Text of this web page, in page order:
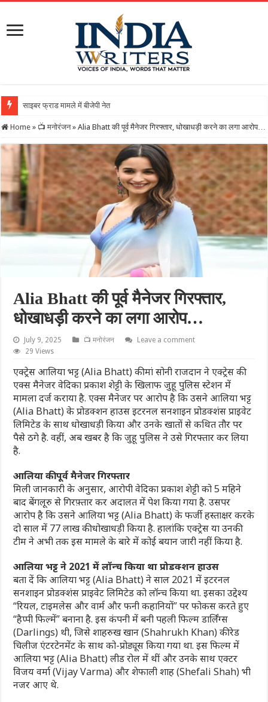
साइबर फ्राड मामले में बीजेपी नेता गिरफ्तारः 21 करोड़ की बड़ी ठगी
Home » 📺 मनोरंजन » Alia Bhatt की पूर्व मैनेजर गिरफ्तार, धोखाधड़ी करने का लगा आरोप…
Alia Bhatt की पूर्व मैनेजर गिरफ्तार,
धोखाधड़ी करने का लगा आरोप…
July 9, 2025 📺 मनोरंजन
Leave a comment
29 Views
एक्ट्रेस आलिया भट्ट (Alia Bhatt) की मां सोनी राजदान ने एक्ट्रेस की
एक्स मैनेजर वेदिका प्रकाश शेट्टी के खिलाफ जुहू पुलिस स्टेशन में
मामला दर्ज कराया है. एक्स मैनेजर पर आरोप है कि उसने आलिया भट्ट
(Alia Bhatt) के प्रोडक्शन हाउस इटरनल सनशाइन प्रोडक्शंस प्राइवेट
लिमिटेड के साथ धोखाधड़ी किया और उनके खातों से कथित तौर पर
पैसे ठगे है. वहीं, अब खबर है कि जुहू पुलिस ने उसे गिरफ्तार कर लिया
है.
आलिया की पूर्व मैनेजर गिरफ्तार
मिली जानकारी के अनुसार, आरोपी वेदिका प्रकाश शेट्टी को 5 महिने
बाद बेंगलूरु से गिरफ़्तार कर अदालत में पेश किया गया है. उसपर
आरोप है कि उसने आलिया भट्ट (Alia Bhatt) के फर्जी हस्ताक्षर करके
दो साल में 77 लाख की धोखाधड़ी किया है. हालांकि एक्ट्रेस या उनकी
टीम ने अभी तक इस मामले के बारे में कोई बयान जारी नहीं किया है.
आलिया भट्ट ने 2021 में लॉन्च किया था प्रोडक्शन हाउस
बता दें कि आलिया भट्ट (Alia Bhatt) ने साल 2021 में इटरनल
सनशाइन प्रोडक्शंस प्राइवेट लिमिटेड को लॉन्च किया था. इसका उद्देश्य
“रियल, टाइमलेस और वार्म और फनी कहानियों” पर फोकस करते हुए
“हैप्पी फिल्में” बनाना है. इस कंपनी में बनी पहली फिल्म डार्लिंग्स
(Darlings) थी, जिसे शाहरुख खान (Shahrukh Khan) की रेड
चिलीज एंटरटेनमेंट के साथ को-प्रोड्यूस किया गया था. इस फिल्म में
आलिया भट्ट (Alia Bhatt) लीड रोल में थीं और उनके साथ एक्टर
विजय वर्मा (Vijay Varma) और शेफाली शाह (Shefali Shah) भी
नजर आए थे.